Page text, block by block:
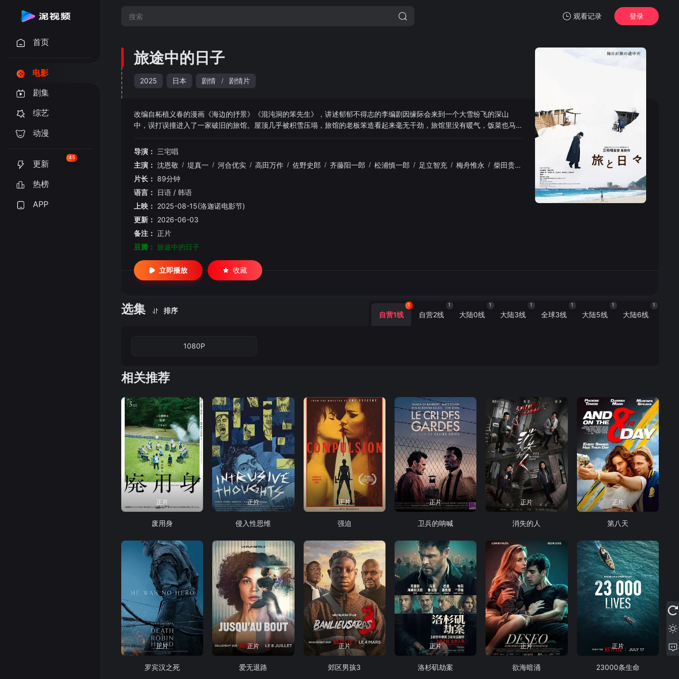
观看记录
暂无观看影片的记录
登录
首页
电影
剧集
综艺
动漫
更新
45
热榜
APP
旅途中的日子
2025 日本 剧情 / 剧情片
改编自柘植义春的漫画《海边的抒景》《混沌洞的笨先生》，讲述郁郁不得志的李编剧因缘际会来到一个大雪纷飞的深山
中，误打误撞进入了一家破旧的旅馆。屋顶几乎被积雪压塌，旅馆的老板笨造看起来毫无干劲，旅馆里没有暖气，饭菜也马
导演： 三宅唱
主演： 沈恩敬 / 堤真一 / 河合优实 / 高田万作 / 佐野史郎 / 齐藤阳一郎 / 松浦慎一郎 / 足立智充 / 梅舟惟永 / 柴田贵哉 中村祐太郎 / 贝拉·梅
片长： 89分钟
语言：
日语 / 韩语
上映： 2025-08-15(洛迦诺电影节)
更新： 2026-06-03
备注： 正片
豆瓣： 旅途中的日子
立即播放 收藏
选集 排序 自营1线
1
自营2线
1
大陆0线
1
大陆3线
1
全球3线
1
大陆5线
1
大陆6线
1
1080P
相关推荐
正片
废用身
正片
侵入性思维
正片
强迫
正片
卫兵的呐喊
正片
消失的人
正片
第八天
正片
罗宾汉之死
正片
爱无退路
正片
郊区男孩3
正片
洛杉矶劫案
正片
欲海暗涌
正片
23000条生命